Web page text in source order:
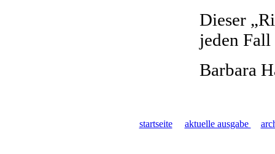
Dieser
jeden
Barbara
startseite aktuelle ausgabe